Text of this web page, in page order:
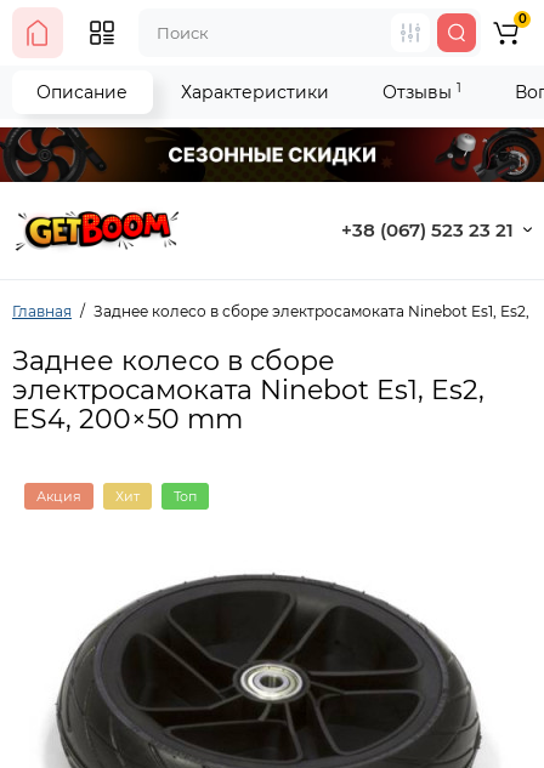
+38 (067) 523 23 21
0
Главная Заднее колесо в сборе электросамоката Ninebot Es1, Es2,
Заднее колесо в сборе
электросамоката Ninebot Es1, Es2,
ES4, 200×50 mm
Акция Хит Топ
Описание Характеристики Отзывы 1